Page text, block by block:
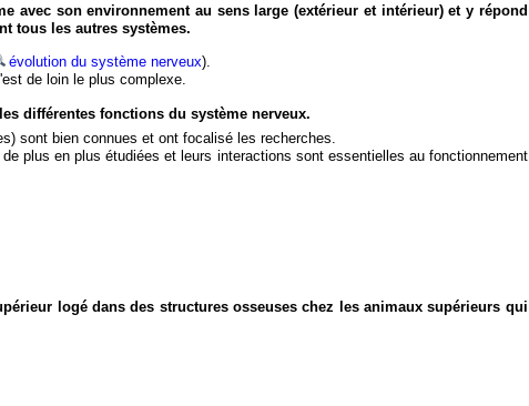
avec son environnement au sens large (extérieur et intérieur) et y répond
tous les autres systèmes.
évolution du système nerveux).
de loin le plus complexe.
différentes fonctions du système nerveux.
sont bien connues et ont focalisé les recherches.
plus en plus étudiées et leurs interactions sont essentielles au fonctionnement
logé dans des structures osseuses chez les animaux supérieurs qui